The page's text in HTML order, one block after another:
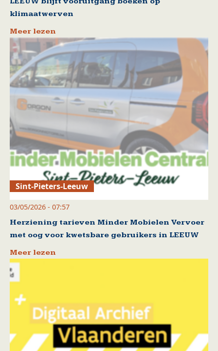
klimaatwerven
Meer lezen
Sint-Pieters-Leeuw
03/05/2026 - 07:57
Herziening tarieven Minder Mobielen Vervoer
met oog voor kwetsbare gebruikers in LEEUW
Meer lezen